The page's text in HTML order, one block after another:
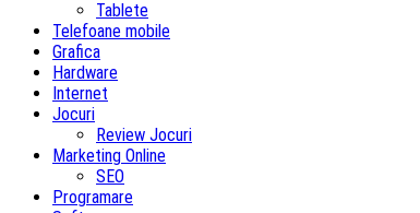
Tablete
Telefoane mobile
Grafica
Hardware
Internet
Jocuri
Review Jocuri
Marketing Online
SEO
Programare